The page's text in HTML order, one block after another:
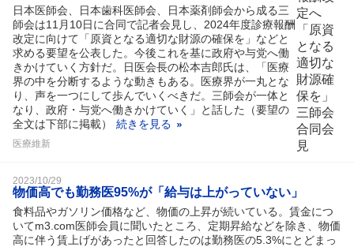
日本医師会、日本歯科医師会、日本薬剤師会から成る三
師会は11月10日に合同で記者会見し、2024年度診療報酬
改定に向けて「原資となる適切な財源の確保を」などと
求める要望を公表した。今後これを基に政府や与党へ働
きかけていく方針だ。日医会長の松本吉郎氏は、「医療
界の中を分断するような動きもある。医療界が一丸とな
り、声を一つにして歩んでいくべきだ。三師会が一体と
なり、政府・与党へ働きかけていく」と話した（要望の
全文は下部に掲載）
続きを見る
医療維新
2023/10/29
物価高でも勤務医95%が「給与は上がっていない」
食料品やガソリン価格など、物価の上昇が続いている。賃金につ
いてm3.com医師会員に聞いたところ、定期昇給などを除き、物価
高に伴う賃上げがあったと回答したのは勤務医の5.3%にとどまっ